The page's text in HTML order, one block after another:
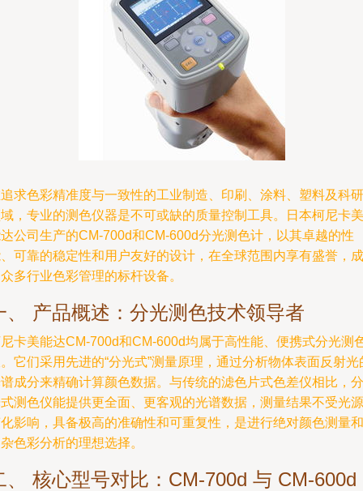
求色彩精准度与一致性的工业制造、印刷、涂料、塑料及科研
，专业的测色仪器是不可或缺的质量控制工具。日本柯尼卡美
公司生产的CM-700d和CM-600d分光测色计，以其卓越的性
可靠的稳定性和用户友好的设计，在全球范围内享有盛誉，成
多行业色彩管理的标杆设备。
、 产品概述：分光测色技术领导者
卡美能达CM-700d和CM-600d均属于高性能、便携式分光测
它们采用先进的“分光式”测量原理，通过分析物体表面反射光
成分来精确计算颜色数据。与传统的滤色片式色差仪相比，分
测色仪能提供更全面、更客观的光谱数据，测量结果不受光源
影响，具备极高的准确性和可重复性，是进行绝对颜色测量和
色彩分析的理想选择。
、 核心型号对比：CM-700d 与 CM-600d